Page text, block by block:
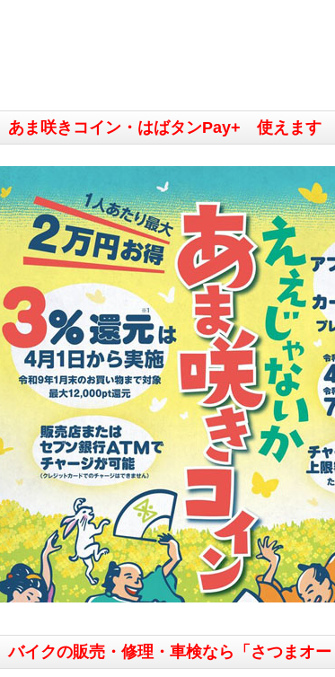
あま咲きコイン・はばタンPay+ 使えます
バイクの販売・修理・車検なら「さつまオー